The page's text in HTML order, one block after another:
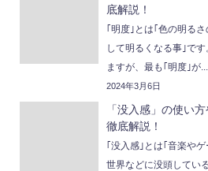
底解説！
｢明度｣とは｢色の明る
して明るくなる事｣で
ますが、最も｢明度｣が...
2024年3月6日
「没入感」の使い
徹底解説！
｢没入感｣とは｢音楽や
世界などに没頭してい